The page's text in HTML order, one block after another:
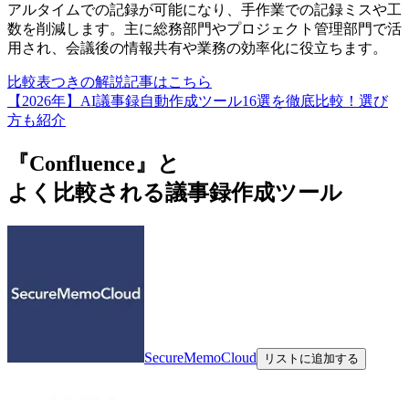
アルタイムでの記録が可能になり、手作業での記録ミスや工
数を削減します。主に総務部門やプロジェクト管理部門で活
用され、会議後の情報共有や業務の効率化に役立ちます。
比較表つきの解説記事はこちら
【2026年】AI議事録自動作成ツール16選を徹底比較！選び
方も紹介
『Confluence』と
よく比較される議事録作成ツール
SecureMemoCloud リストに追加する